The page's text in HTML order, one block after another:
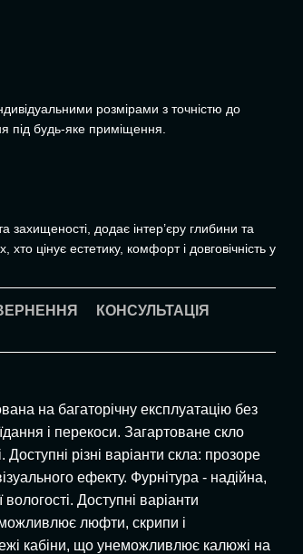
розмірами з точністю до
під будь-яке приміщення.
захищеності, додає інтер’єру глибини та
цінує естетику, комфорт і довговічність у
КОНСУЛЬТАЦІЯ
на багаторічну експлуатацію без
і перекоси. Загартоване скло
різні варіанти скла: прозоре
ефекту. Фурнітура - надійна,
Доступні варіанти
люфти, скрипи і
кабіни, що унеможливлює калюжі на